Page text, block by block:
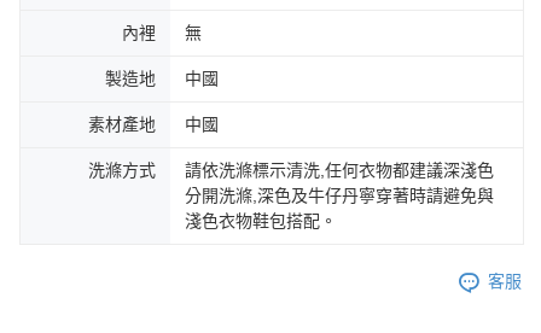
內裡 無
製造地 中國
素材產地 中國
洗滌方式
請依洗滌標示清洗,任何衣物都建議深淺色
分開洗滌,深色及牛仔丹寧穿著時請避免與
淺色衣物鞋包搭配。
客服